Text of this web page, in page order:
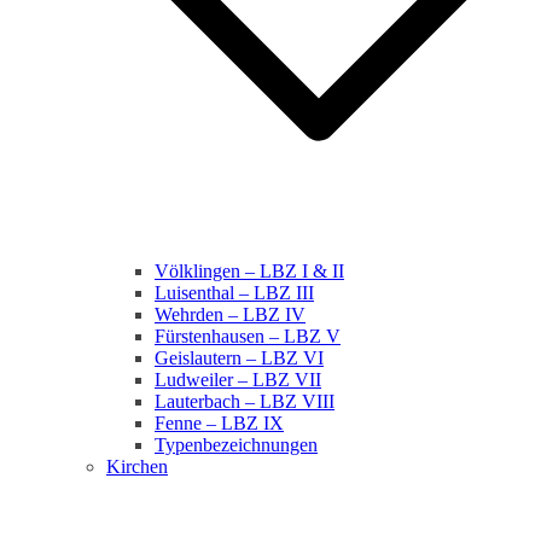
Völklingen – LBZ I & II
Luisenthal – LBZ III
Wehrden – LBZ IV
Fürstenhausen – LBZ V
Geislautern – LBZ VI
Ludweiler – LBZ VII
Lauterbach – LBZ VIII
Fenne – LBZ IX
Typenbezeichnungen
Kirchen